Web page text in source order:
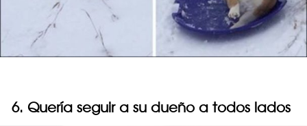
6. Quería seguir a su dueño a todos lados